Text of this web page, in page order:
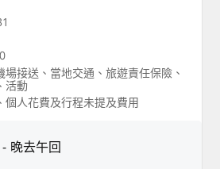
接送、當地交通、旅遊責任保險、
活動
個人花費及行程未提及費用
晚去午回